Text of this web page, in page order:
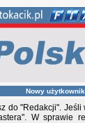
Nowy użytkownik
do "Redakcji". Jeśli
W sprawie